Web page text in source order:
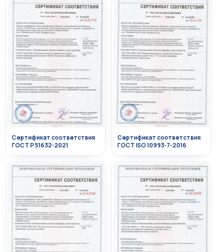
Сертификат соответствия
ГОСТ Р 51632-2021
Сертификат соответствия
ГОСТ ISO 10993-7-2016